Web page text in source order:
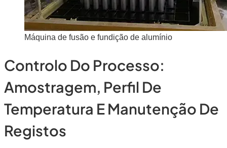
Máquina de fusão e fundição de alumínio
Controlo Do Processo:
Amostragem, Perfil De
Temperatura E Manutenção De
Registos